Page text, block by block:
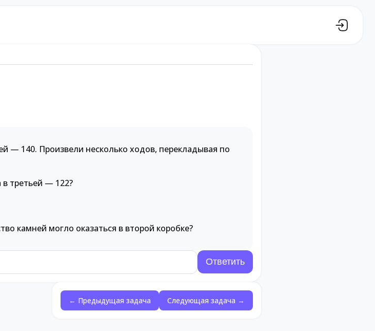
— 140. Произвели несколько ходов, перекладывая по
третьей — 122?
камней могло оказаться в второй коробке?
← Предыдущая задача Следующая задача →